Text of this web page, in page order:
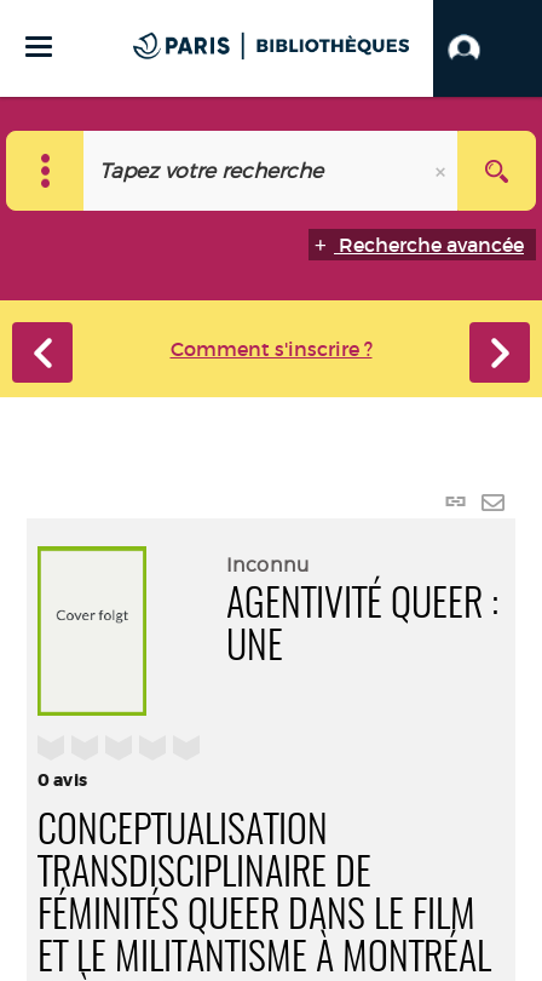
Recherche avancée
Comment s'inscrire ?
Lien
0avis
Inconnu
AGENTIVITÉ QUEER :
UNE
CONCEPTUALISATION
TRANSDISCIPLINAIRE DE
FÉMINITÉS QUEER DANS LE FILM
ET LE MILITANTISME À MONTRÉAL